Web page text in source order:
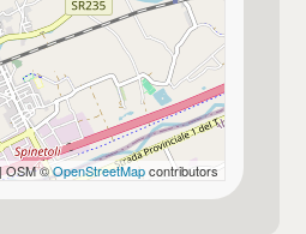
Centrale
Elettrico
disponibile
OSM ©OpenStreetMapcontributors